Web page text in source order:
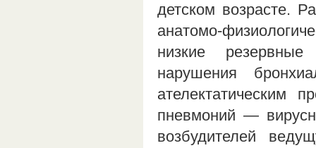
детском возрасте.
анатомо-
низкие
нарушения
ателектатическим
пневмоний —
возбудителей